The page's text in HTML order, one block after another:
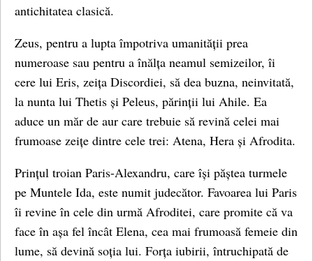
antichitatea clasică.
Zeus, pentru a lupta împotriva umanității prea
numeroase sau pentru a înălța neamul semizeilor, îi
cere lui Eris, zeița Discordiei, să dea buzna, neinvitată,
la nunta lui Thetis și Peleus, părinții lui Ahile. Ea
aduce un măr de aur care trebuie să revină celei mai
frumoase zeițe dintre cele trei: Atena, Hera și Afrodita.
Prințul troian Paris-Alexandru, care își păștea turmele
pe Muntele Ida, este numit judecător. Favoarea lui Paris
îi revine în cele din urmă Afroditei, care promite că va
face în așa fel încât Elena, cea mai frumoasă femeie din
lume, să devină soția lui. Forța iubirii, întruchipată de